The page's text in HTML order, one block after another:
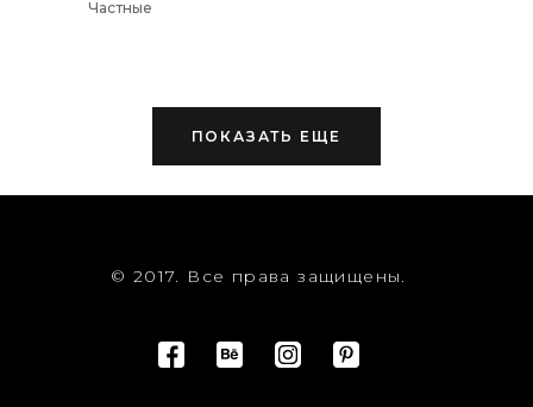
Частные
ПОКАЗАТЬ ЕЩЕ
© 2017. Все права защищены.